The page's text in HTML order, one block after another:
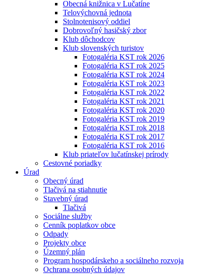
Obecná knižnica v Lučatíne
Telovýchovná jednota
Stolnotenisový oddiel
Dobrovoľný hasičský zbor
Klub dôchodcov
Klub slovenských turistov
Fotogaléria KST rok 2026
Fotogaléria KST rok 2025
Fotogaléria KST rok 2024
Fotogaléria KST rok 2023
Fotogaléria KST rok 2022
Fotogaléria KST rok 2021
Fotogaléria KST rok 2020
Fotogaléria KST rok 2019
Fotogaléria KST rok 2018
Fotogaléria KST rok 2017
Fotogaléria KST rok 2016
Klub priateľov lučatínskej prírody
Cestovné poriadky
Úrad
Obecný úrad
Tlačivá na stiahnutie
Stavebný úrad
Tlačivá
Sociálne služby
Cenník poplatkov obce
Odpady
Projekty obce
Územný plán
Program hospodárskeho a sociálneho rozvoja
Ochrana osobných údajov